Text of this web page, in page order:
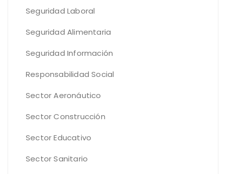
Seguridad Laboral
Seguridad Alimentaria
Seguridad Información
Responsabilidad Social
Sector Aeronáutico
Sector Construcción
Sector Educativo
Sector Sanitario